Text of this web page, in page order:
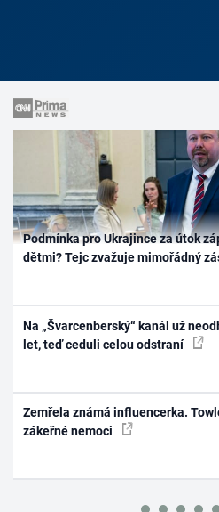
Podmínka pro Ukrajince za útok
dětmi? Tejc zvažuje mimořádný
Na „Švarcenberský“ kanál už
let, teď ceduli celou odstraní
Zemřela známá influencerka.
zákeřné nemoci